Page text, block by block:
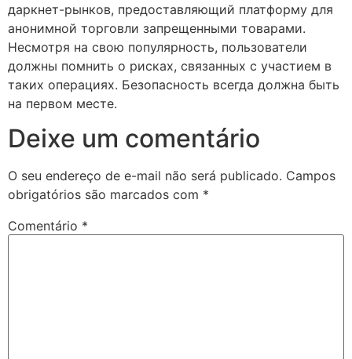
даркнет-рынков, предоставляющий платформу для
анонимной торговли запрещенными товарами.
Несмотря на свою популярность, пользователи
должны помнить о рисках, связанных с участием в
таких операциях. Безопасность всегда должна быть
на первом месте.
Deixe um comentário
O seu endereço de e-mail não será publicado. Campos
obrigatórios são marcados com *
Comentário *